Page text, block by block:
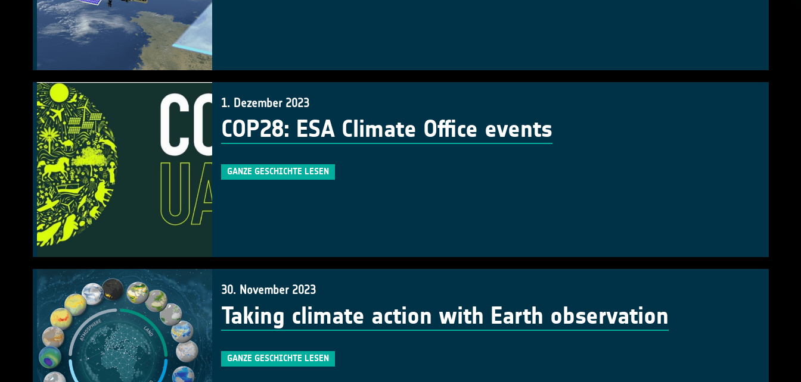
1. Dezember 2023
COP28: ESA Climate Office events
GANZE GESCHICHTE LESEN
30. November 2023
Taking climate action with Earth observation
GANZE GESCHICHTE LESEN